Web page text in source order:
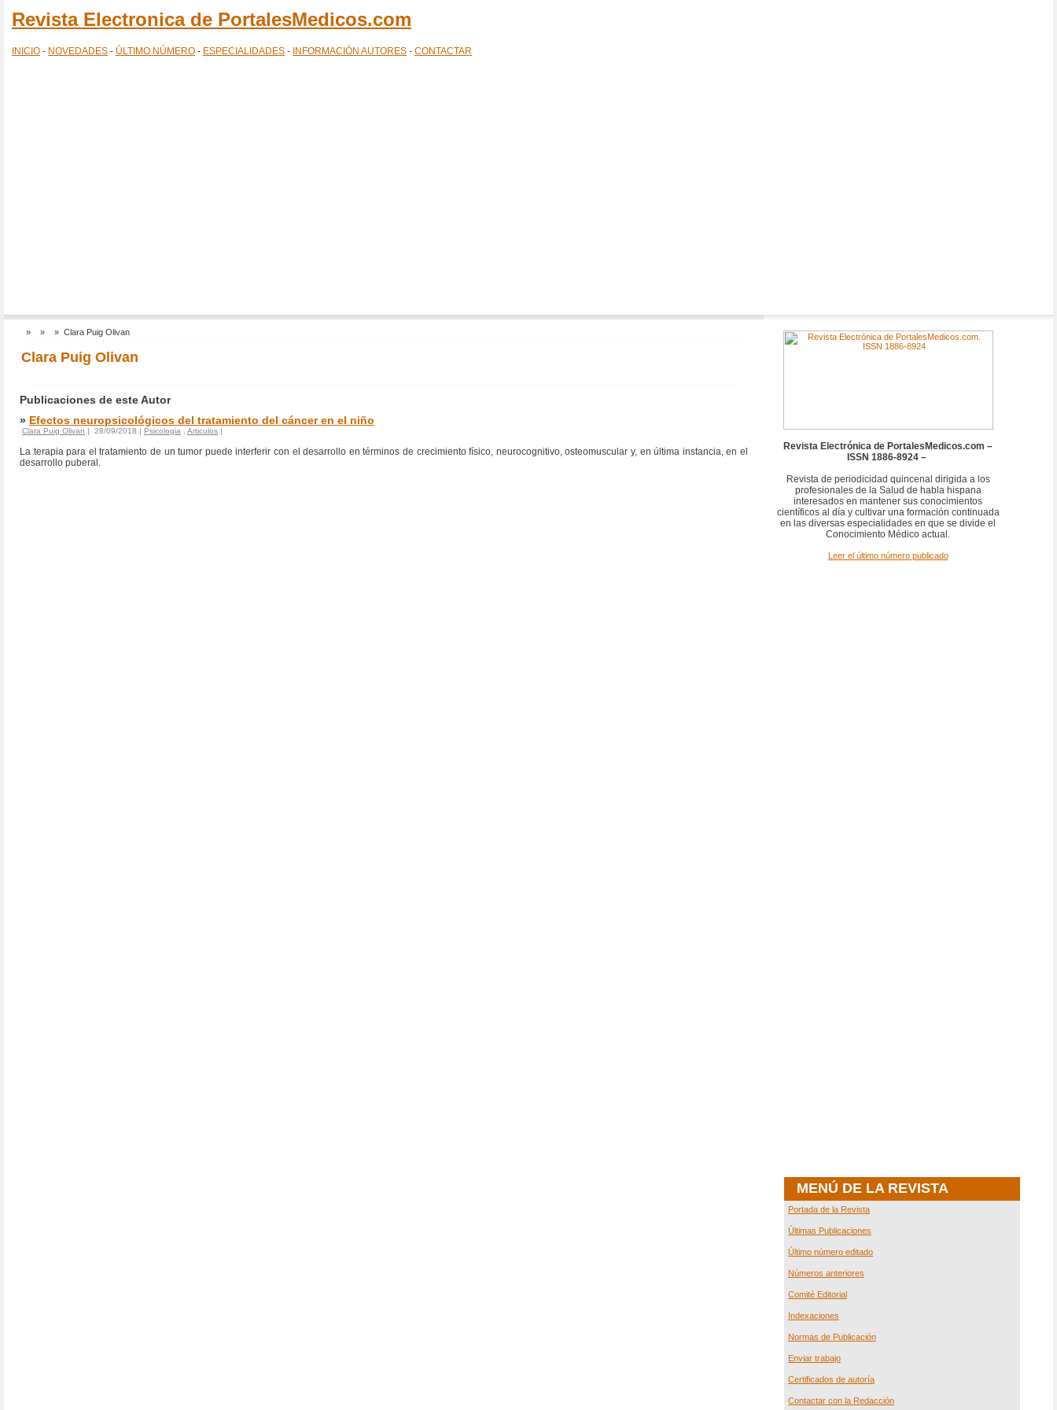
Revista Electronica de PortalesMedicos.com
INICIO - NOVEDADES - ÚLTIMO NÚMERO - ESPECIALIDADES - INFORMACIÓN AUTORES - CONTACTAR
» » » Clara Puig Olivan
Clara Puig Olivan
Publicaciones de este Autor
» Efectos neuropsicológicos del tratamiento del cáncer en el niño
Clara Puig Olivan | 28/09/2018 | Psicologia Articulos |
La terapia para el tratamiento de un tumor puede interferir con el desarrollo en términos de crecimiento físico, neurocognitivo, osteomuscular y, en última instancia, en el
desarrollo puberal.
Revista Electrónica de PortalesMedicos.com –
ISSN 1886-8924 –
Revista de periodicidad quincenal dirigida a los
profesionales de la Salud de habla hispana
interesados en mantener sus conocimientos
científicos al día y cultivar una formación continuada
en las diversas especialidades en que se divide el
Conocimiento Médico actual.
Leer el último número publicado
MENÚ DE LA REVISTA
Portada de la Revista
Últimas Publicaciones
Último número editado
Números anteriores
Comité Editorial
Indexaciones
Normas de Publicación
Enviar trabajo
Certificados de autoría
Contactar con la Redacción